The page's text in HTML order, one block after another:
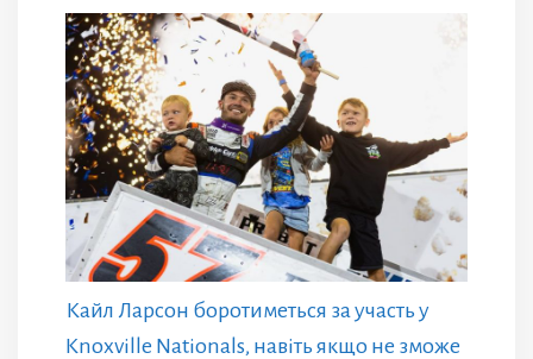
Кайл Ларсон боротиметься за участь у
Knoxville Nationals, навіть якщо не зможе